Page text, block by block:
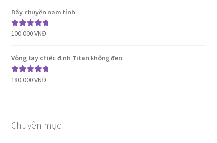
sao
Dây chuyền nam tính
Được xếp
sao
100.000VNĐ
Vòng tay chiếc đinh Titan không đen
Được xếp
180.000VNĐ
Chuyên mục